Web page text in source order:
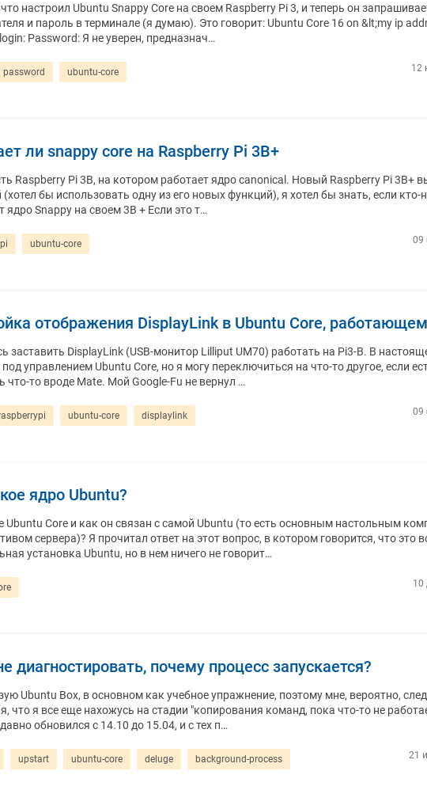
настроил Ubuntu Snappy Core на своем Raspberry Pi 3, и теперь он
и пароль в терминале (я думаю). Это говорит: Ubuntu Core 16 on &lt;my ip
Password: Я не уверен, предназнач…
password ubuntu-core 12
ли snappy core на Raspberry Pi 3B+
Raspberry Pi 3B, на котором работает ядро ​​canonical. Новый Raspberry Pi 3B+
(хотел бы использовать одну из его новых функций), я хотел бы знать, если кто-
ядро ​​Snappy на своем 3B + Если это т…
ubuntu-core 09
отображения DisplayLink в Ubuntu Core,
заставить DisplayLink (USB-монитор Lilliput UM70) работать на Pi3-B. В
под управлением Ubuntu Core, но я могу переключиться на что-то другое, если
что-то вроде Mate. Мой Google-Fu не вернул …
ubuntu-core displaylink 09
ядро ​​Ubuntu?
Ubuntu Core и как он связан с самой Ubuntu (то есть основным настольным
сервера)? Я прочитал ответ на этот вопрос, в котором говорится, что это
установка Ubuntu, но в нем ничего не говорит…
10
диагностировать, почему процесс запускается?
Ubuntu Box, в основном как учебное упражнение, поэтому мне, вероятно,
что я все еще нахожусь на стадии "копирования команд, пока что-то не
обновился с 14.10 до 15.04, и с тех п…
upstart ubuntu-core deluge background-process 21